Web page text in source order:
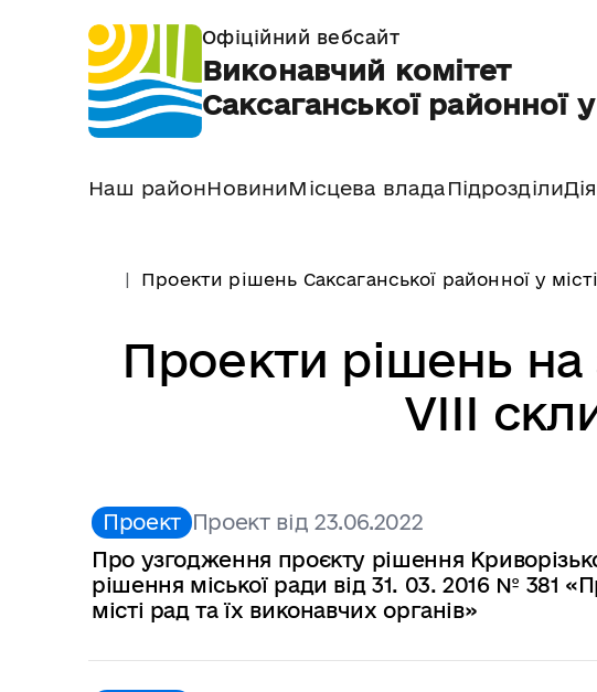
Офіційний вебсайт
Виконавчий комітет
Саксаганської районної
Наш районНовиниМісцева влада Підрозділи
Проекти рішень Саксаганської районної у
Проекти рішень на
VIII
Проект Проект від 23.06.2022
Про узгодження проєкту рішення
рішення міської ради від 31. 03. 2016 № 381
місті рад та їх виконавчих органів»